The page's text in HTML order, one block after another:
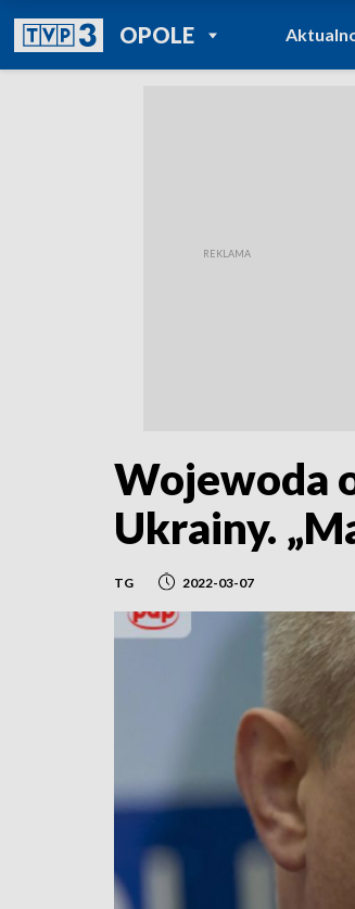
OPOLEPOWRÓT DO
TVP REGIONY
Wojewoda
Ukrainy.
TG 2022-03-07